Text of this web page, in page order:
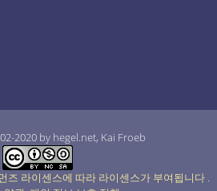
2020 by hegel.net, Kai Froeb
즈 라이센스에 따라 라이센스가 부여됩니다 .